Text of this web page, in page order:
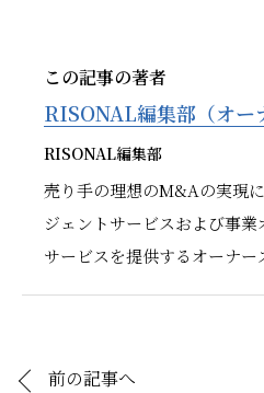
この記事の著者
RISONAL編集部（オー
RISONAL編集部
売り手の理想のM&Aの実現
ジェントサービスおよび事
サービスを提供するオーナー
前の記事へ